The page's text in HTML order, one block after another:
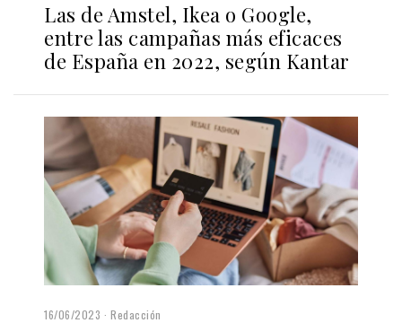
Las de Amstel, Ikea o Google,
entre las campañas más eficaces
de España en 2022, según Kantar
16/06/2023 Redacción